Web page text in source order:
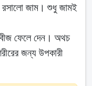
রসালো জাম। শুধু জামই
বীজ ফেলে দেন। অথচ
জন্য উপকারী